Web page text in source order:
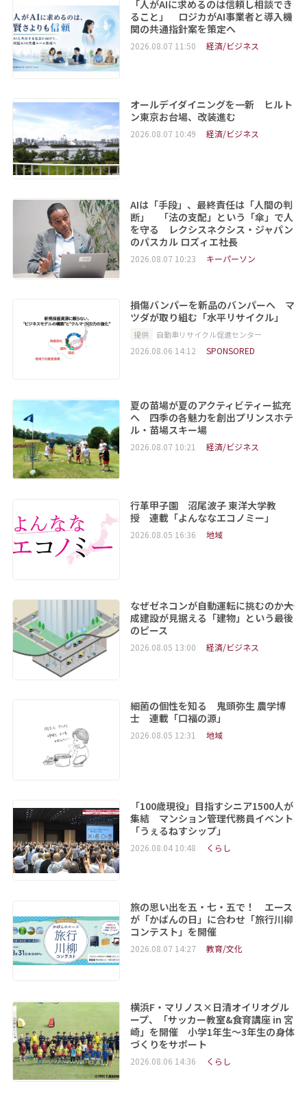
「人がAIに求めるのは信頼し相談でき
ること」 ロジカがAI事業者と導入機
関の共通指針案を策定へ
2026.08.07 11:50 経済/ビジネス
オールデイダイニングを一新 ヒルト
ン東京お台場、改装進む
2026.08.07 10:49 経済/ビジネス
AIは「手段」、最終責任は「人間の判
断」 「法の支配」という「傘」で人
を守る レクシスネクシス・ジャパン
のパスカル ロズィエ社長
2026.08.07 10:23 キーパーソン
損傷バンパーを新品のバンパーへ マ
ツダが取り組む「水平リサイクル」
提供 自動車リサイクル促進センター
2026.08.06 14:12 SPONSORED
夏の苗場が夏のアクティビティー拡充
へ 四季の各魅力を創出プリンスホテ
ル・苗場スキー場
2026.08.07 10:21 経済/ビジネス
行革甲子園 沼尾波子 東洋大学教
授 連載「よんななエコノミー」
2026.08.05 16:36 地域
なぜゼネコンが自動運転に挑むのか――大
成建設が見据える「建物」という最後
のピース
2026.08.05 13:00 経済/ビジネス
細菌の個性を知る 鬼頭弥生 農学博
士 連載「口福の源」
2026.08.05 12:31 地域
「100歳現役」目指すシニア1500人が
集結 マンション管理代務員イベント
「うぇるねすシップ」
2026.08.04 10:48 くらし
旅の思い出を五・七・五で！ エース
が「かばんの日」に合わせ「旅行川柳
コンテスト」を開催
2026.08.07 14:27 教育/文化
横浜F・マリノス×日清オイリオグル
ープ、「サッカー教室&食育講座 in 宮
崎」を開催 小学1年生～3年生の身体
づくりをサポート
2026.08.06 14:36 くらし